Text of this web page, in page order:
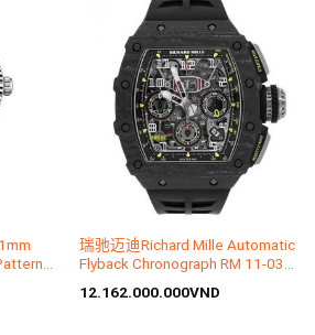
瑞驰迈迪Richard Mille Automatic
Flyback Chronograph RM 11-03
12.162.000.000VND